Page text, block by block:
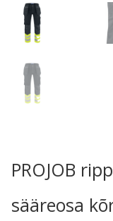
PROJOB
sääreosa